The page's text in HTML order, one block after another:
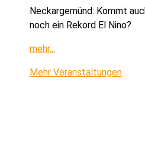
Neckargemünd: Kommt
noch ein Rekord El Nino?
mehr...
Mehr Veranstaltungen